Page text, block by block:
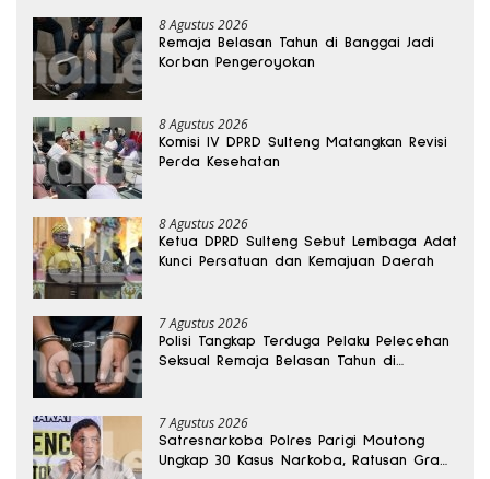
8 Agustus 2026
Remaja Belasan Tahun di Banggai Jadi
Korban Pengeroyokan
8 Agustus 2026
Komisi IV DPRD Sulteng Matangkan Revisi
Perda Kesehatan
8 Agustus 2026
Ketua DPRD Sulteng Sebut Lembaga Adat
Kunci Persatuan dan Kemajuan Daerah
7 Agustus 2026
Polisi Tangkap Terduga Pelaku Pelecehan
Seksual Remaja Belasan Tahun di
7 Agustus 2026
Satresnarkoba Polres Parigi Moutong
Ungkap 30 Kasus Narkoba, Ratusan Gram